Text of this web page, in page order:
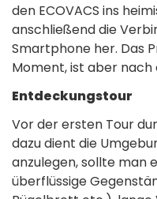
den ECOVACS ins
anschließend die
Smartphone her. Das
Moment, ist aber
Entdeckungstour
Vor der ersten Tour
dazu dient die
anzulegen, sollte man
überflüssige